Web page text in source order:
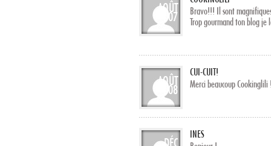
AOÛT
07
Bravo!!! Il sont
Trop gourmand ton blog
AOÛT
08
CUI-CUIT!
Merci beaucoup Cookinglili
DÉC
INES